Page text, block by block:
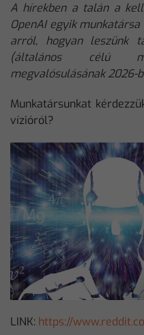
A hírekben a talán a
OpenAI egyik
arról, hogyan leszünk
(általános célú
megvalósulásának 2026-
Munkatársunkat
vízióról?
LINK: https://